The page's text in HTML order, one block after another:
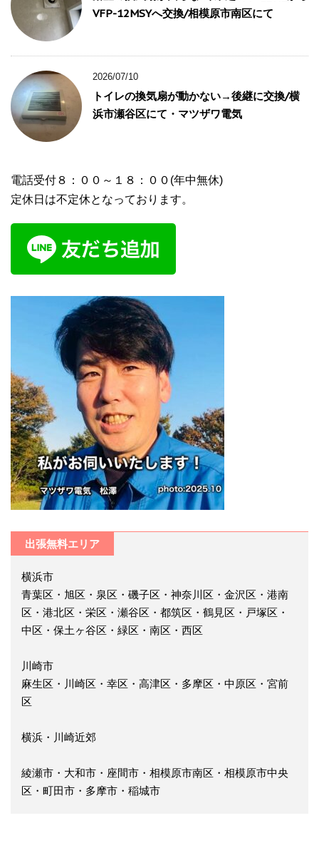
VFP-12MSYへ交換/相模原市南区にて
2026/07/10
トイレの換気扇が動かない→後継に交換/横
浜市瀬谷区にて・マツザワ電気
電話受付８：００～１８：００(年中無休)
定休日は不定休となっております。
出張無料エリア
横浜市
青葉区・旭区・泉区・磯子区・神奈川区・金沢区・港南
区・港北区・栄区・瀬谷区・都筑区・鶴見区・戸塚区・
中区・保土ヶ谷区・緑区・南区・西区
川崎市
麻生区・川崎区・幸区・高津区・多摩区・中原区・宮前
区
横浜・川崎近郊
綾瀬市・大和市・座間市・相模原市南区・相模原市中央
区・町田市・多摩市・稲城市